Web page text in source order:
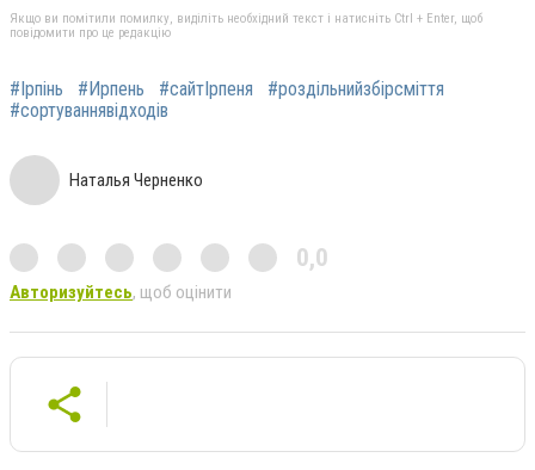
Якщо ви помітили помилку, виділіть необхідний текст і натисніть Ctrl + Enter, щоб
повідомити про це редакцію
#Ірпінь #Ирпень #сайтІрпеня
#роздільнийзбірсміття
#сортуваннявідходів
Наталья Черненко
0,0
Авторизуйтесь, щоб оцінити